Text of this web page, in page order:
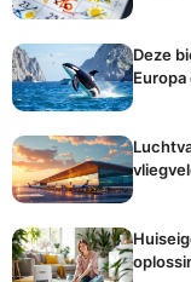
Deze